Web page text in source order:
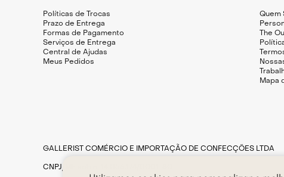
Políticas de Trocas
Prazo de Entrega
Formas de Pagamento
Serviços de Entrega
Central de Ajudas
Meus Pedidos
Quem
The
Mapa
GALLERIST COMÉRCIO E IMPORTAÇÃO DE CONFECÇÕES LTDA
CNPJ/MF sob n. 14.056.174/0001-80